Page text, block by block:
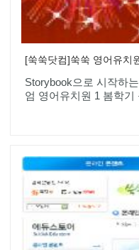
Storybook으로 시작하
엄 영어유치원 1 봄학기